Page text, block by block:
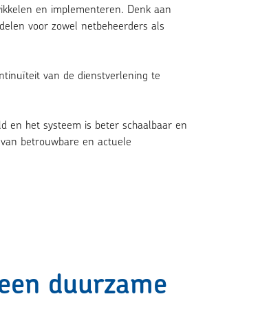
en implementeren. Denk aan
voor zowel netbeheerders als
van de dienstverlening te
en het systeem is beter schaalbaar en
betrouwbare en actuele
duurzame